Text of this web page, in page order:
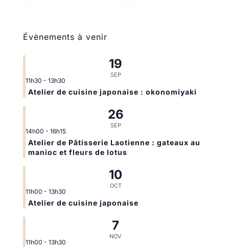
Évènements à venir
19
SEP
11h30 - 13h30
Atelier de cuisine japonaise : okonomiyaki
26
SEP
14h00 - 16h15
Atelier de Pâtisserie Laotienne : gateaux au
manioc et fleurs de lotus
10
OCT
11h00 - 13h30
Atelier de cuisine japonaise
7
NOV
11h00 - 13h30